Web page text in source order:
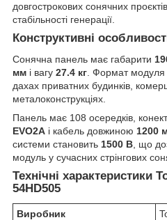
довгострокових сонячних
стабільності генерації.
Конструктивні
Сонячна панель має габарити
мм і вагу 27.4 кг. Формат модуля
дахах приватних будинків,
металоконструкціях.
Панель має 108 осередків,
EVO2A і кабель довжиною 1200
системи становить 1500 В, що
модуль у сучасних стрінгових
Технічні характеристики
54HD505
Виробник